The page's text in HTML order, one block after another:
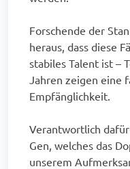
Forschende der
heraus, dass diese
stabiles Talent ist –
Jahren zeigen eine
Empfänglichkeit.
Verantwortlich
Gen, welches das
unserem